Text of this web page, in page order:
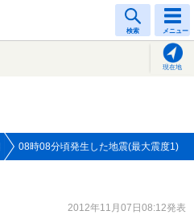
検索 メニュー
現在地
08時08分頃発生した地震(最大震度1)
2012年11月07日08:12発表